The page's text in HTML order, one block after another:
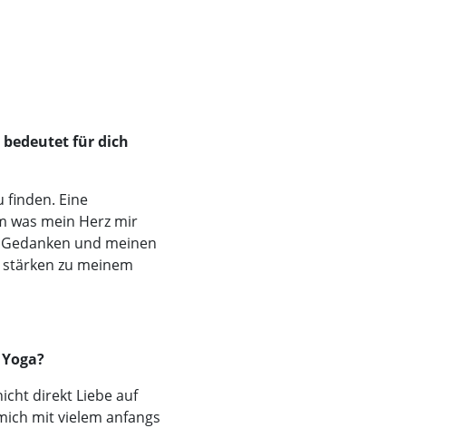
bedeutet für dich
finden. Eine
was mein Herz mir
und meinen
zu meinem
direkt Liebe auf
mit vielem anfangs